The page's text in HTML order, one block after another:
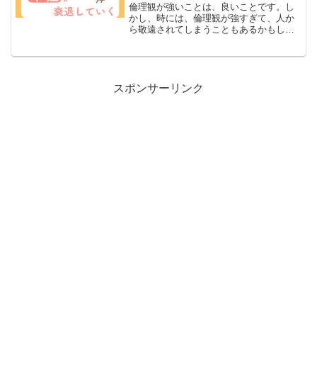
倫理観が強いことは、良いことです。し
かし、時には、倫理観が強すぎて、人か
ら敬遠されてしまうこともあるかもしれ
スポンサーリンク